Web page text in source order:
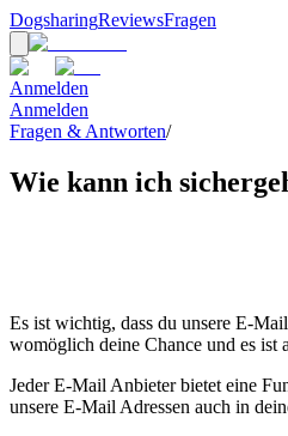
DogsharingReviewsFragen
Anmelden
Anmelden
Fragen & Antworten/
Wie kann ich
Es ist wichtig, dass du unsere E-
womöglich deine Chance und es ist
Jeder E-Mail Anbieter bietet eine
unsere E-Mail Adressen auch in